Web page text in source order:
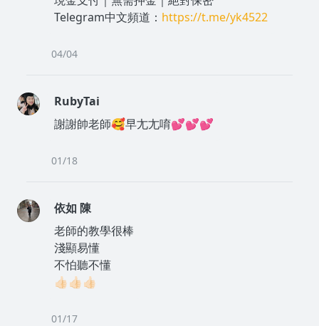
Telegram中文頻道： https://t.me/yk4522
04/04
RubyTai
謝謝帥老師🥰早尢尢唷💕💕💕
01/18
依如 陳
老師的教學很棒
淺顯易懂
不怕聽不懂
👍🏻👍🏻👍🏻
01/17